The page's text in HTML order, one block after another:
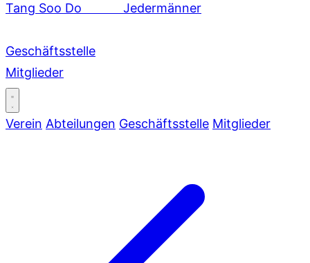
Tang Soo Do
Jedermänner
Geschäftsstelle
Mitglieder
Verein Abteilungen Geschäftsstelle Mitglieder